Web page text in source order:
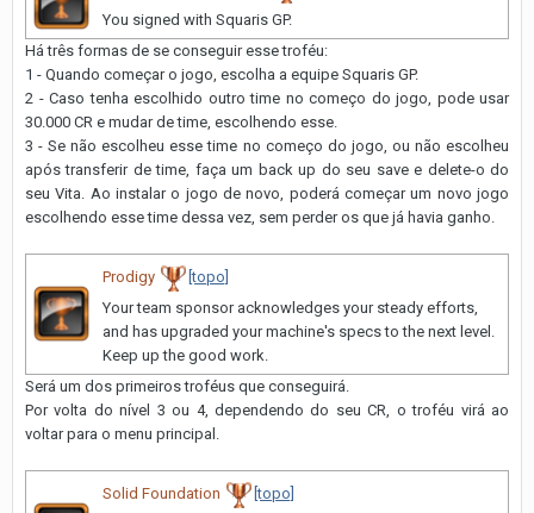
You signed with Squaris GP.
Há três formas de se conseguir esse troféu:
1 - Quando começar o jogo, escolha a equipe Squaris GP.
2 - Caso tenha escolhido outro time no começo do jogo, pode usar
30.000 CR e mudar de time, escolhendo esse.
3 - Se não escolheu esse time no começo do jogo, ou não escolheu
após transferir de time, faça um back up do seu save e delete-o do
seu Vita. Ao instalar o jogo de novo, poderá começar um novo jogo
escolhendo esse time dessa vez, sem perder os que já havia ganho.
Prodigy
[topo]
Your team sponsor acknowledges your steady efforts,
and has upgraded your machine's specs to the next level.
Keep up the good work.
Será um dos primeiros troféus que conseguirá.
Por volta do nível 3 ou 4, dependendo do seu CR, o troféu virá ao
voltar para o menu principal.
Solid Foundation
[topo]